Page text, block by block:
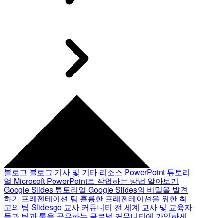
블로그 블로그 기사 및 기타 리소스 PowerPoint 튜토리
얼 Microsoft PowerPoint로 작업하는 방법 알아보기
Google Slides 튜토리얼 Google Slides의 비밀을 발견
하기 프레젠테이션 팁 훌륭한 프레젠테이션을 위한 최
고의 팁 Slidesgo 교사 커뮤니티 전 세계 교사 및 교육자